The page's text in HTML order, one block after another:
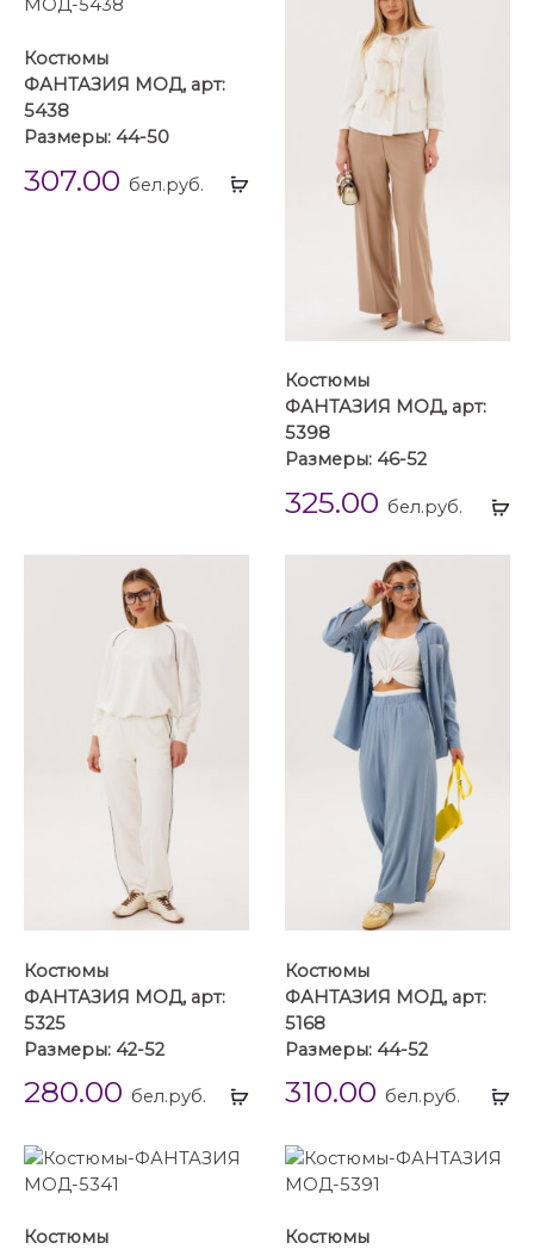
Выбрать
Костюмы
ФАНТАЗИЯ МОД, арт:
5438
Размеры: 44-50
307.00 бел.руб.
Костюмы
ФАНТАЗИЯ МОД, арт:
5398
Размеры: 46-52
325.00 бел.руб.
Выбрать
Костюмы
ФАНТАЗИЯ МОД, арт:
5325
Размеры: 42-52
280.00 бел.руб.
Костюмы
ФАНТАЗИЯ МОД, арт:
5168
Размеры: 44-52
310.00 бел.руб.
Костюмы Костюмы